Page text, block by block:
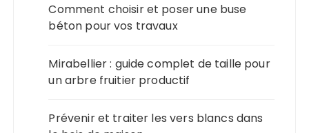
Comment choisir et poser une buse
béton pour vos travaux
Mirabellier : guide complet de taille pour
un arbre fruitier productif
Prévenir et traiter les vers blancs dans